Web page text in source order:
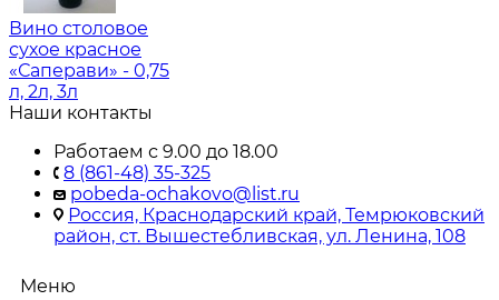
Вино столовое
сухое красное
«Саперави» - 0,75
л, 2л, 3л
Наши контакты
Работаем с 9.00 до 18.00
8 (861-48) 35-325
pobeda-ochakovo@list.ru
Россия, Краснодарский край, Темрюковский
район, ст. Вышестебливская, ул. Ленина, 108
Меню